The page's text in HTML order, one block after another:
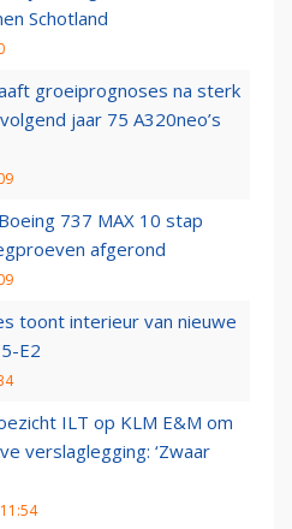
Schotland
groeiprognoses na sterk
jaar 75 A320neo’s
737 MAX 10 stap
afgerond
toont interieur van nieuwe
E2
ILT op KLM E&M om
verslaglegging: ‘Zwaar